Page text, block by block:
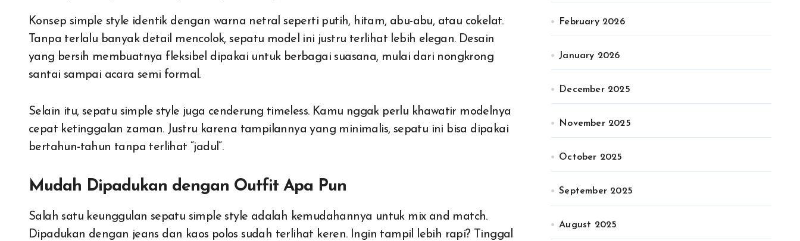
Konsep simple style identik dengan warna netral seperti putih, hitam, abu-abu, atau cokelat.
Tanpa terlalu banyak detail mencolok, sepatu model ini justru terlihat lebih elegan. Desain
yang bersih membuatnya fleksibel dipakai untuk berbagai suasana, mulai dari nongkrong
santai sampai acara semi formal.
Selain itu, sepatu simple style juga cenderung timeless. Kamu nggak perlu khawatir modelnya
cepat ketinggalan zaman. Justru karena tampilannya yang minimalis, sepatu ini bisa dipakai
bertahun-tahun tanpa terlihat “jadul”.
Mudah Dipadukan dengan Outfit Apa Pun
Salah satu keunggulan sepatu simple style adalah kemudahannya untuk mix and match.
Dipadukan dengan jeans dan kaos polos sudah terlihat keren. Ingin tampil lebih rapi? Tinggal
February 2026
January 2026
December 2025
November 2025
October 2025
September 2025
August 2025